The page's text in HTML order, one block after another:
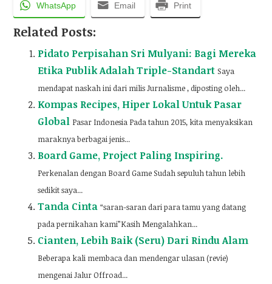
WhatsApp Email Print
Related Posts:
Pidato Perpisahan Sri Mulyani: Bagi Mereka
Etika Publik Adalah Triple-Standart Saya
mendapat naskah ini dari milis Jurnalisme , diposting oleh...
Kompas Recipes, Hiper Lokal Untuk Pasar
Global Pasar Indonesia Pada tahun 2015, kita menyaksikan
maraknya berbagai jenis...
Board Game, Project Paling Inspiring.
Perkenalan dengan Board Game Sudah sepuluh tahun lebih
sedikit saya...
Tanda Cinta “saran-saran dari para tamu yang datang
pada pernikahan kami”Kasih Mengalahkan...
Cianten, Lebih Baik (Seru) Dari Rindu Alam
Beberapa kali membaca dan mendengar ulasan (revie)
mengenai Jalur Offroad...